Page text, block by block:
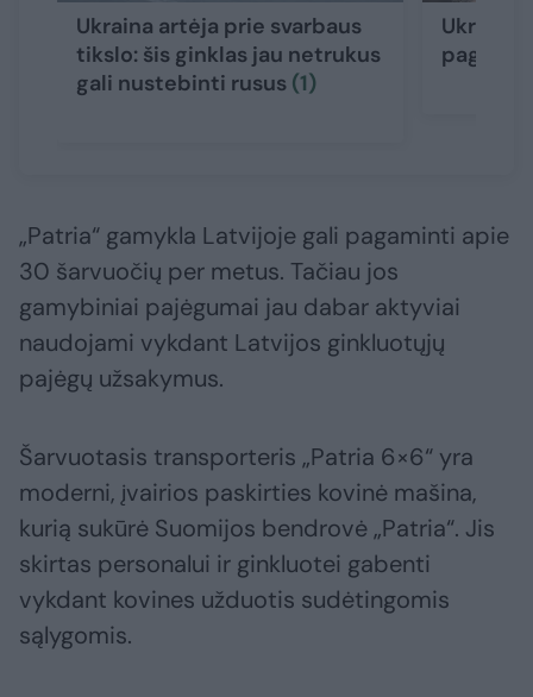
Ukraina artėja prie svarbaus
tikslo: šis ginklas jau netrukus
gali nustebinti rusus (1)
„Patria“ gamykla Latvijoje gali pagaminti apie
30 šarvuočių per metus. Tačiau jos
gamybiniai pajėgumai jau dabar aktyviai
naudojami vykdant Latvijos ginkluotųjų
pajėgų užsakymus.
Šarvuotasis transporteris „Patria 6×6“ yra
moderni, įvairios paskirties kovinė mašina,
kurią sukūrė Suomijos bendrovė „Patria“. Jis
skirtas personalui ir ginkluotei gabenti
vykdant kovines užduotis sudėtingomis
sąlygomis.